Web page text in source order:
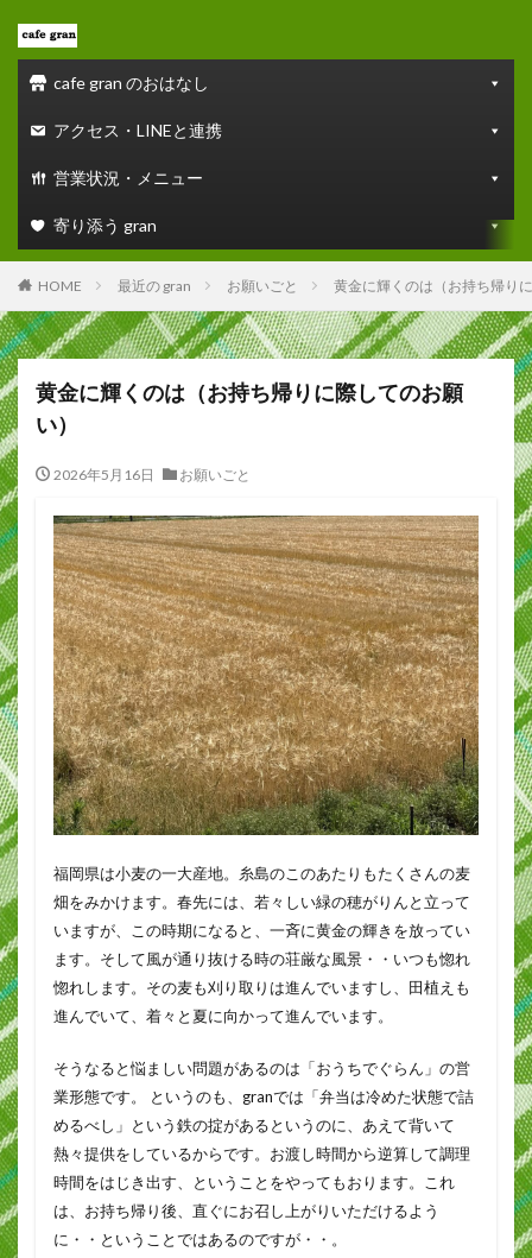
cafe gran のおはなし
アクセス・LINEと連携
営業状況・メニュー
寄り添う gran
HOME 最近の gran お願いごと 黄金に輝くのは（お持ち帰り
黄金に輝くのは（お持ち帰りに際してのお願
い）
2026年5月16日 お願いごと
福岡県は小麦の一大産地。糸島のこのあたりもたくさんの麦
畑をみかけます。春先には、若々しい緑の穂がりんと立って
いますが、この時期になると、一斉に黄金の輝きを放ってい
ます。そして風が通り抜ける時の荘厳な風景・・いつも惚れ
惚れします。その麦も刈り取りは進んでいますし、田植えも
進んでいて、着々と夏に向かって進んでいます。
そうなると悩ましい問題があるのは「おうちでぐらん」の営
業形態です。 というのも、granでは「弁当は冷めた状態で詰
めるべし」という鉄の掟があるというのに、あえて背いて
熱々提供をしているからです。お渡し時間から逆算して調理
時間をはじき出す、ということをやってもおります。これ
は、お持ち帰り後、直ぐにお召し上がりいただけるよう
に・・ということではあるのですが・・。